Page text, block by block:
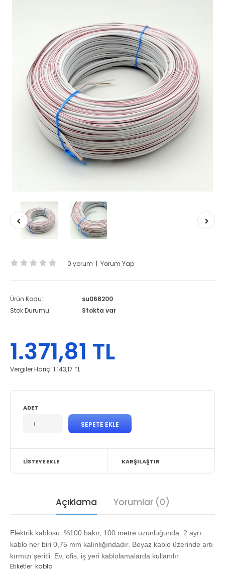
0 yorum | Yorum Yap
Ürün Kodu:
su068200
Stok Durumu:
Stokta var
1.371,81 TL
Vergiler Hariç: 1.143,17 TL
ADET
LISTEYE EKLE KARŞILAŞTIR
Açıklama Yorumlar (0)
Elektrik kablosu. %100 bakır, 100 metre uzunluğunda. 2 ayrı
kablo her biri 0,75 mm kalınlığındadır. Beyaz kablo üzerinde artı
kırmızı şeritli. Ev, ofis, iş yeri kablolamalarda kullanılır.
Etiketler: kablo